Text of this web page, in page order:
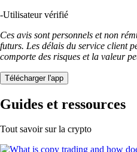
-Utilisateur vérifié
Ces avis sont personnels et non
futurs. Les délais du service client
comporte des risques et la valeur
Télécharger l'app
Guides et ressources
Tout savoir sur la crypto